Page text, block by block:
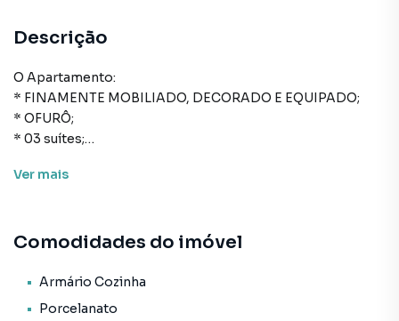
Descrição
O Apartamento:
* FINAMENTE MOBILIADO, DECORADO E EQUIPADO;
* OFURÔ;
* 03 suítes;
* 145m² de área privativa;
* Lavabo;
* Sala de jantar;
* Espaço churrasqueira;
Ver mais
Comodidades do imóvel
Armário Cozinha
Porcelanato